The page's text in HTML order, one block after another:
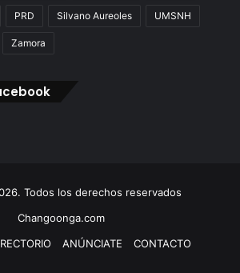
PRD Silvano Aureoles UMSNH
Zamora
Todos los derechos reservados
Changoonga.com
ANÚNCIATE CONTACTO